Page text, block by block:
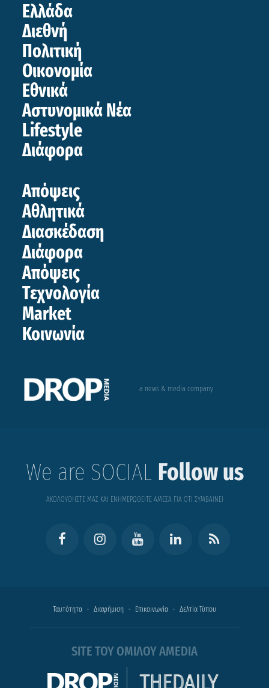
Ελλάδα
Διεθνή
Πολιτική
Οικονομία
Εθνικά
Αστυνομικά Νέα
Lifestyle
Διάφορα
Απόψεις
Αθλητικά
Διασκέδαση
Διάφορα
Απόψεις
Τεχνολογία
Market
Κοινωνία
a news & media company
We are SOCIAL Follow us
ΑΚΟΛΟΥΘΗΣΤΕ ΜΑΣ ΚΑΙ ΕΝΗΜΕΡΩΘΕΙΤΕ ΑΜΕΣΑ ΓΙΑ ΟΤΙ ΣΥΜΒΑΙΝΕΙ
Ταυτότητα Διαφήμιση Επικοινωνία Δελτία Τύπου
SITE ΤΟΥ ΟΜΙΛΟΥ AMEDIA